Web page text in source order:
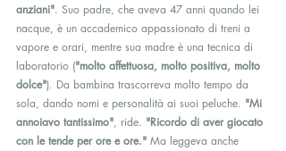
anziani". Suo padre, che aveva 47 anni quando lei
nacque, è un accademico appassionato di treni a
vapore e orari, mentre sua madre è una tecnica di
laboratorio ("molto affettuosa, molto positiva, molto
dolce"). Da bambina trascorreva molto tempo da
sola, dando nomi e personalità ai suoi peluche. "Mi
annoiavo tantissimo", ride. "Ricordo di aver giocato
con le tende per ore e ore." Ma leggeva anche